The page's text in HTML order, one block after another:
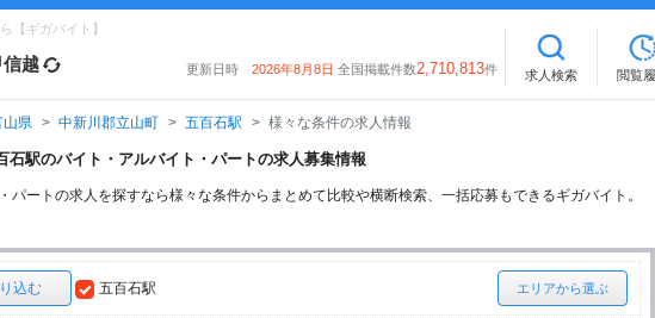
【ギガバイト】
越 更新日時 2026年8月8日 全国掲載件数2,710,813件 求人検索 閲覧
山県 中新川郡立山町 五百石駅 様々な条件の求人情報
石駅のバイト・アルバイト・パートの求人募集情報
パートの求人を探すなら様々な条件からまとめて比較や横断検索、一括応募もできるギガバイト。
込む エリアから選ぶ
五百石駅